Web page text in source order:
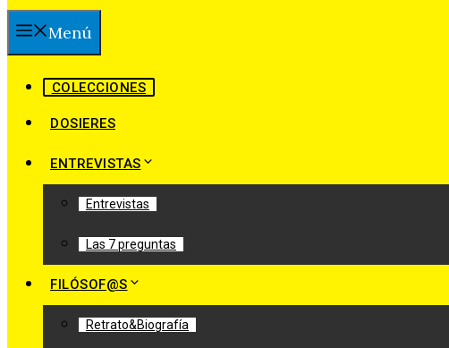
Menú
COLECCIONES
DOSIERES
ENTREVISTAS
Entrevistas
Las 7 preguntas
FILÓSOF@S
Retrato&Biografía